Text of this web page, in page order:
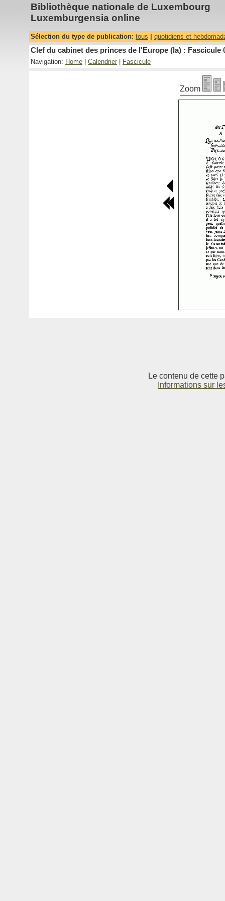
Bibliothèque nationale de Luxembourg
Luxemburgensia online
Sélection du type de publication: tous quotidiens et
Clef du cabinet des princes de l'Europe (la) : Fascicule
Navigation: Home Calendrier Fascicule
Zoom
Le contenu de cette
Informations sur